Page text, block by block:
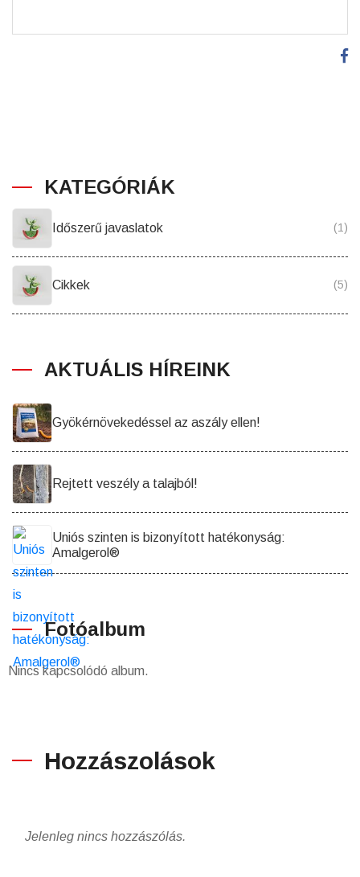
KATEGÓRIÁK
Időszerű javaslatok (1)
Cikkek (5)
AKTUÁLIS HÍREINK
Gyökérnövekedéssel az aszály ellen!
Rejtett veszély a talajból!
Uniós szinten is bizonyított hatékonyság:
Amalgerol®
Fotóalbum
Nincs kapcsolódó album.
Hozzászolások
Jelenleg nincs hozzászólás.